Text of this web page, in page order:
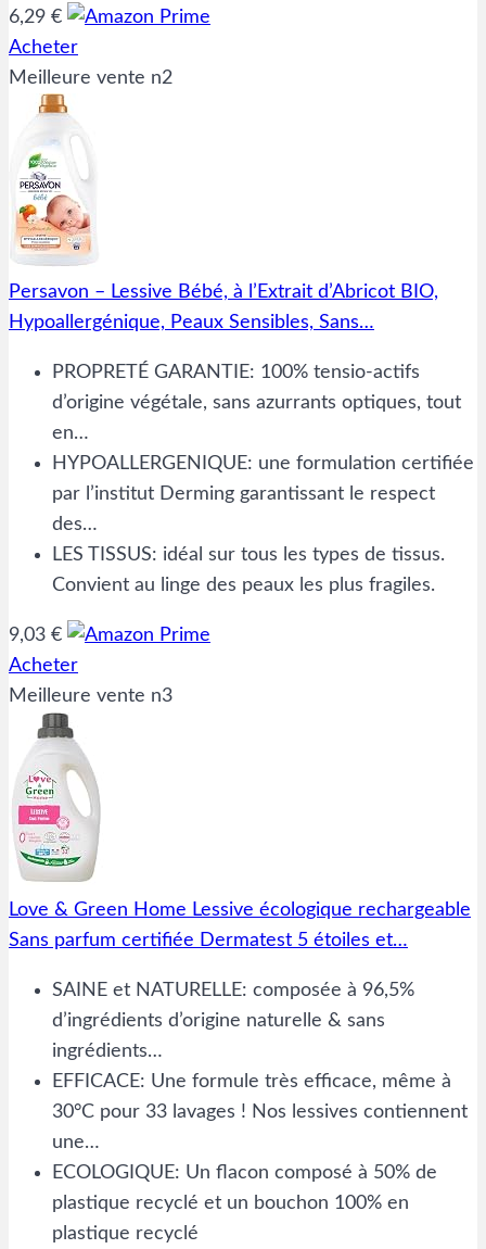
6,29 €
Acheter
Meilleure vente n2
Persavon – Lessive Bébé, à l’Extrait d’Abricot BIO,
Hypoallergénique, Peaux Sensibles, Sans…
PROPRETÉ GARANTIE: 100% tensio-actifs
d’origine végétale, sans azurrants optiques, tout
en…
HYPOALLERGENIQUE: une formulation certifiée
par l’institut Derming garantissant le respect
des…
LES TISSUS: idéal sur tous les types de tissus.
Convient au linge des peaux les plus fragiles.
9,03 €
Acheter
Meilleure vente n3
Love & Green Home Lessive écologique rechargeable
Sans parfum certifiée Dermatest 5 étoiles et…
SAINE et NATURELLE: composée à 96,5%
d’ingrédients d’origine naturelle & sans
ingrédients…
EFFICACE: Une formule très efficace, même à
30°C pour 33 lavages ! Nos lessives contiennent
une…
ECOLOGIQUE: Un flacon composé à 50% de
plastique recyclé et un bouchon 100% en
plastique recyclé